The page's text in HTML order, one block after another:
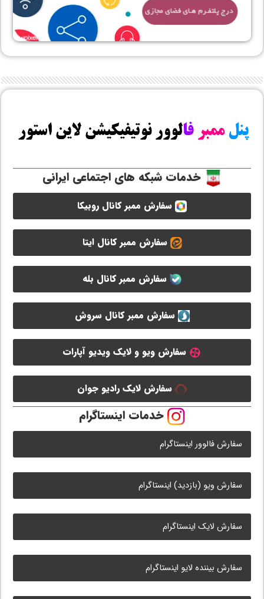
خدمات شبکه های اجتماعی ایرانی
سفارش ممبر کانال روبیکا
سفارش ممبر کانال ایتا
سفارش ممبر کانال بله
سفارش ممبر کانال سروش
سفارش ویو و لایک ویدیو آپارات
سفارش لایک رادیو جوان
خدمات اینستاگرام
سفارش فالوور اینستاگرام
سفارش ویو (بازدید) اینستاگرام
سفارش لایک اینستاگرام
سفارش بیننده لایو اینستاگرام